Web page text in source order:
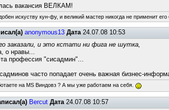
вакансия ВЕЛКАМ!
искуству кун-фу, и великий мастер никогда не применит его
anonymous13 Дата24.07.08 10:53
заказали, и это кстати ни фига не шутка,
о нравы...
профессия "сисадмин"...
часто попадает очень важная бизнес-
на MS Виндовз ? А мы уже работаем на себя.
Bercut Дата24.07.08 10:57